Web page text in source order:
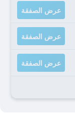
عرض الصفقة
عرض الصفقة
عرض الصفقة